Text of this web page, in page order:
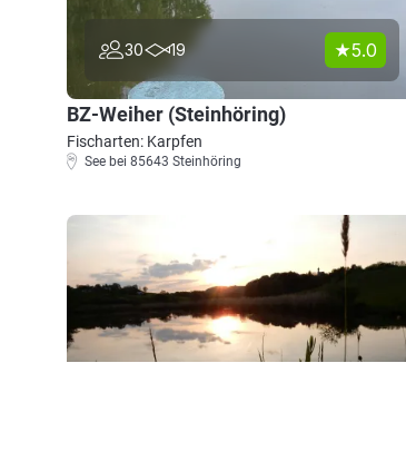
30 19 5.0
BZ-Weiher (Steinhöring)
Fischarten: Karpfen
See bei 85643 Steinhöring